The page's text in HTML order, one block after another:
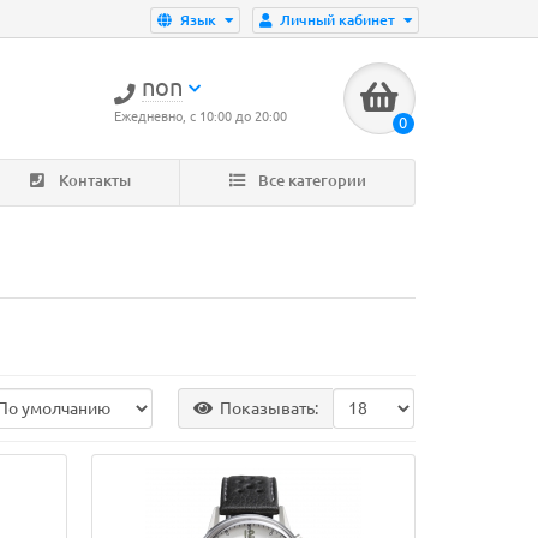
Личный кабинет
Язык
non
Ежедневно, с 10:00 до 20:00 0
Контакты Все категории
Показывать: